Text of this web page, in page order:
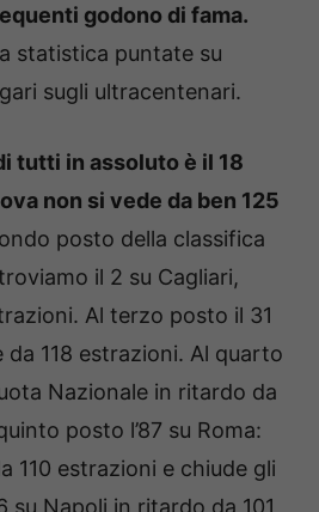
godono di fama.
statistica puntate su
sugli ultracentenari.
tutti in assoluto è il 18
non si vede da ben 125
posto della classifica
il 2 su Cagliari,
Al terzo posto il 31
da 118 estrazioni. Al quarto
Nazionale in ritardo da
posto l’87 su Roma:
110 estrazioni e chiude gli
su Napoli in ritardo da 101